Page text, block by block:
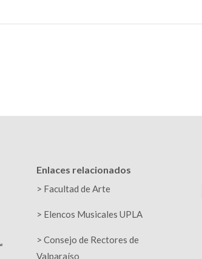
Enlaces relacionados
> Facultad de Arte
> Elencos Musicales UPLA
> Consejo de Rectores de
Valparaíso